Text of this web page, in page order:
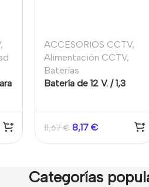
,
ACCESORIOS CCTV,
Alimentación CCTV,
Baterías
Batería de 12 V. / 1,3
11,67€ 8,17 €
Categorías